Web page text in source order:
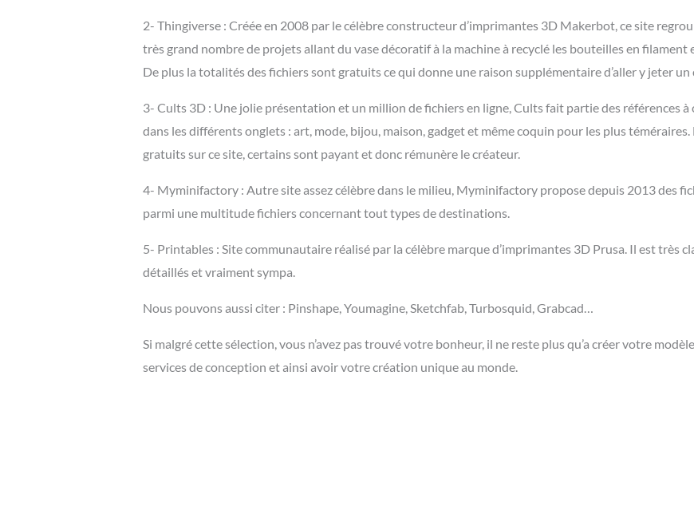
2- Thingiverse : Créée en 2008 par le célèbre constructeur d’imprimantes 3D Makerbot, ce site
très grand nombre de projets allant du vase décoratif à la machine à recyclé les bouteilles en
De plus la totalités des fichiers sont gratuits ce qui donne une raison supplémentaire d’aller y jeter
3- Cults 3D : Une jolie présentation et un million de fichiers en ligne, Cults fait partie des références
dans les différents onglets : art, mode, bijou, maison, gadget et même coquin pour les plus
gratuits sur ce site, certains sont payant et donc rémunère le créateur.
4- Myminifactory : Autre site assez célèbre dans le milieu, Myminifactory propose depuis 2013 des
parmi une multitude fichiers concernant tout types de destinations.
5- Printables : Site communautaire réalisé par la célèbre marque d’imprimantes 3D Prusa. Il est très
détaillés et vraiment sympa.
Nous pouvons aussi citer : Pinshape, Youmagine, Sketchfab, Turbosquid, Grabcad…
Si malgré cette sélection, vous n’avez pas trouvé votre bonheur, il ne reste plus qu’a créer votre
services de conception et ainsi avoir votre création unique au monde.